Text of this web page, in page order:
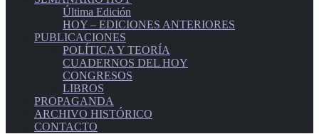
Última Edición
HOY – EDICIONES ANTERIORES
PUBLICACIONES
POLÍTICA Y TEORÍA
CUADERNOS DEL HOY
CONGRESOS
LIBROS
PROPAGANDA
ARCHIVO HISTÓRICO
CONTACTO